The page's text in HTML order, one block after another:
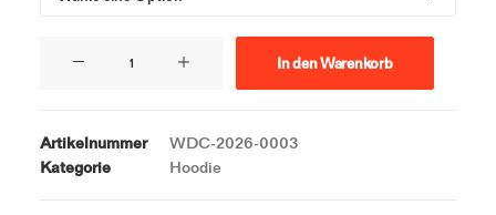
Edition
–
In den Warenkorb
Artikelnummer
WDC-2026-0003
Kategorie
Hoodie